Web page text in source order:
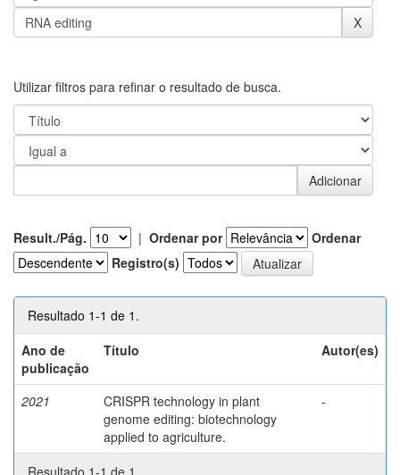
Utilizar filtros para refinar o resultado de busca.
Result./Pág. | Ordenar por
Ordenar
Registro(s)
Resultado 1-1 de 1.
Ano de
publicação
Título Autor(es)
2021
CRISPR technology in plant
genome editing: biotechnology
applied to agriculture.
-
Resultado 1-1 de 1.